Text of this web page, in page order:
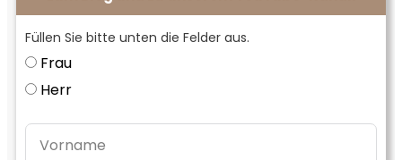
Füllen Sie bitte unten die Felder aus.
Frau
Herr